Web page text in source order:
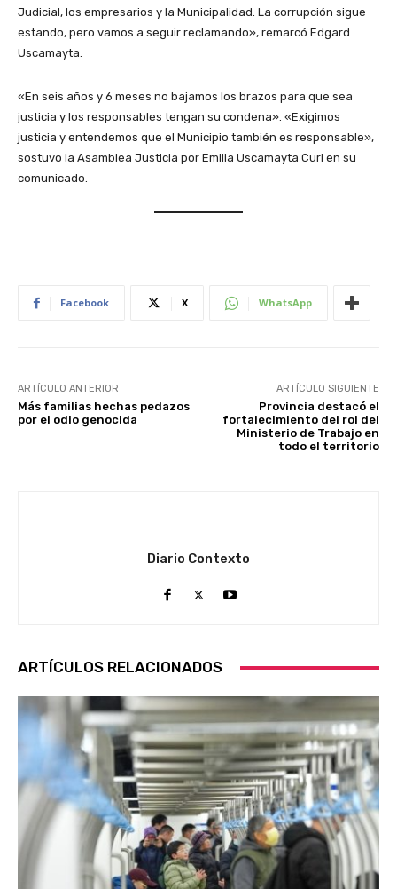
Judicial, los empresarios y la Municipalidad. La corrupción sigue
estando, pero vamos a seguir reclamando», remarcó Edgard
Uscamayta.
«En seis años y 6 meses no bajamos los brazos para que sea
justicia y los responsables tengan su condena». «Exigimos
justicia y entendemos que el Municipio también es responsable»,
sostuvo la Asamblea Justicia por Emilia Uscamayta Curi en su
comunicado.
Facebook X WhatsApp
ARTÍCULO ANTERIOR
Más familias hechas pedazos
por el odio genocida
ARTÍCULO SIGUIENTE
Provincia destacó el
fortalecimiento del rol del
Ministerio de Trabajo en
todo el territorio
Diario Contexto
ARTÍCULOS RELACIONADOS